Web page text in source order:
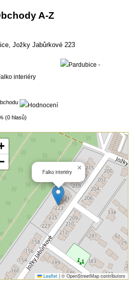
A-Z
Jožky Jabůrkové 223
(0 hlasů)
Falko interiéry ×
Leaflet |© OpenStreetMap contributors